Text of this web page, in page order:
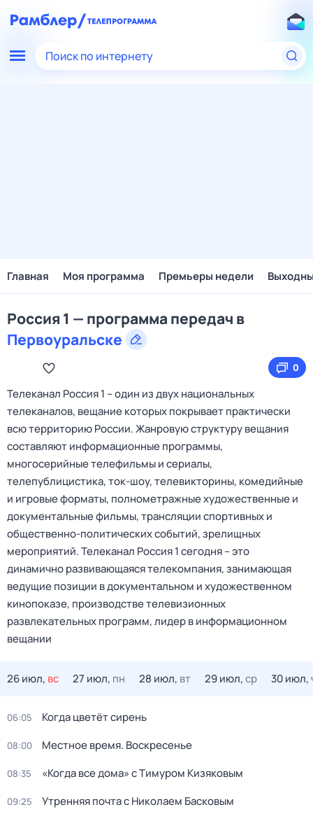
Поиск по интернету
Главная Моя программа Премьеры недели
Россия 1 — программа передач в
Первоуральске
0
Телеканал Россия 1 – один из двух национальных
телеканалов, вещание которых покрывает практически
всю территорию России. Жанровую структуру вещания
составляют информационные программы,
многосерийные телефильмы и сериалы,
телепублицистика, ток-шоу, телевикторины, комедийные
и игровые форматы, полнометражные художественные и
документальные фильмы, трансляции спортивных и
общественно-политических событий, зрелищных
мероприятий. Телеканал Россия 1 сегодня – это
динамично развивающаяся телекомпания, занимающая
ведущие позиции в документальном и художественном
кинопоказе, производстве телевизионных
развлекательных программ, лидер в информационном
вещании
26 июл, вс 27 июл, пн 28 июл, вт 29 июл,ср 30 июл,
06:05 Когда цветёт сирень
08:00 Местное время. Воскресенье
08:35 «Когда все дома» с Тимуром Кизяковым
09:25 Утренняя почта с Николаем Басковым